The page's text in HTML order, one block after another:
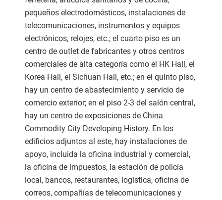
pequeños electrodomésticos, instalaciones de
telecomunicaciones, instrumentos y equipos
electrónicos, relojes, etc.; el cuarto piso es un
centro de outlet de fabricantes y otros centros
comerciales de alta categoría como el HK Hall, el
Korea Hall, el Sichuan Hall, etc.; en el quinto piso,
hay un centro de abastecimiento y servicio de
comercio exterior; en el piso 2-3 del salón central,
hay un centro de exposiciones de China
Commodity City Developing History. En los
edificios adjuntos al este, hay instalaciones de
apoyo, incluida la oficina industrial y comercial,
la oficina de impuestos, la estación de policía
local, bancos, restaurantes, logística, oficina de
correos, compañías de telecomunicaciones y